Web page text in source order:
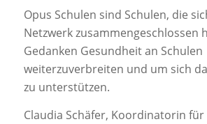
Opus Schulen sind Schulen, die
Netzwerk zusammengeschlossen
Gedanken Gesundheit an Schulen
weiterzuverbreiten und um sich
zu unterstützen.
Claudia Schäfer, Koordinatorin für